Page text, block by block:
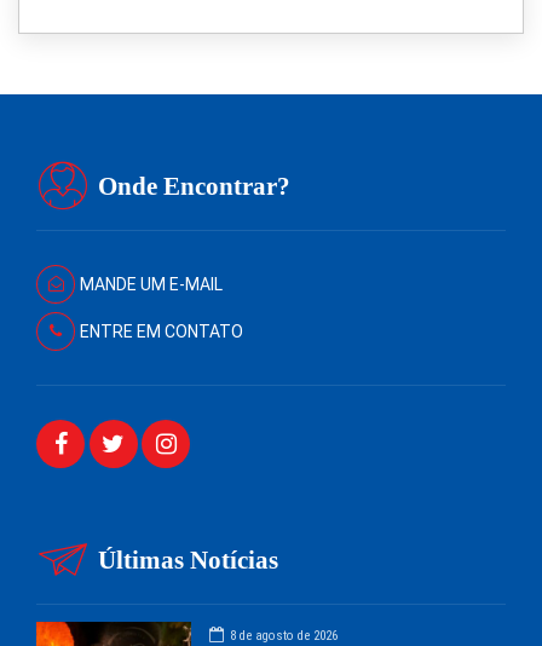
Onde Encontrar?
MANDE UM E-MAIL
ENTRE EM CONTATO
Últimas Notícias
8 de agosto de 2026